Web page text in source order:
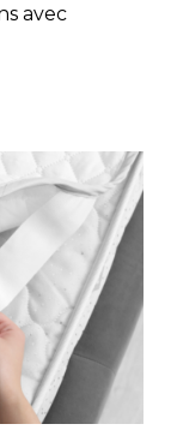
avec